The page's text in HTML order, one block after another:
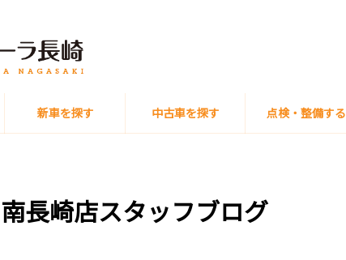
新車を探す 中古車を探す 点検・整備する
南長崎店スタッフブログ